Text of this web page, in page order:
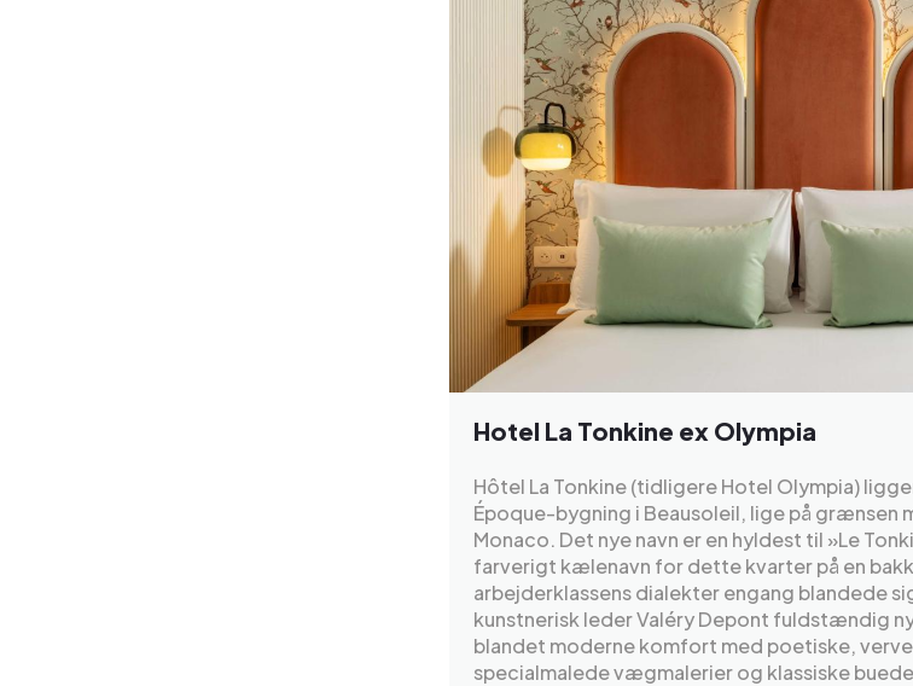
Hotel La Tonkine ex Olympia
Hôtel La Tonkine (tidligere Hotel Olympia)
Époque-bygning i Beausoleil, lige på grænsen
Monaco. Det nye navn er en hyldest til »Le
farverigt kælenavn for dette kvarter på en
arbejderklassens dialekter engang blandede
kunstnerisk leder Valéry Depont fuldstændig
blandet moderne komfort med poetiske,
specialmalede vægmalerier og klassiske